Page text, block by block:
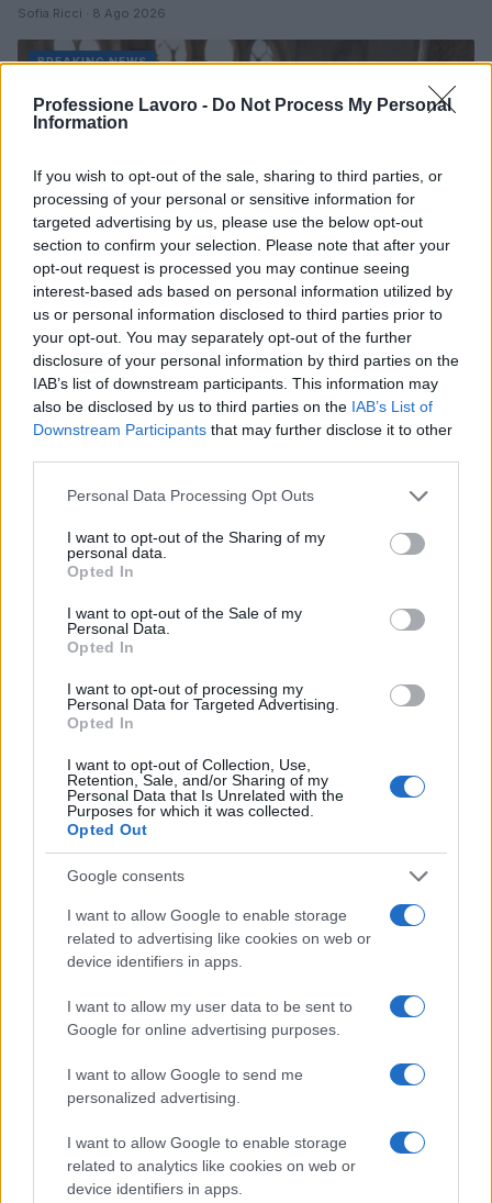
Professione Lavoro - Do Not Process My Personal
Information
If you wish to opt-out of the sale, sharing to third parties, or
processing of your personal or sensitive information for
targeted advertising by us, please use the below opt-out
section to confirm your selection. Please note that after your
opt-out request is processed you may continue seeing
interest-based ads based on personal information utilized by
us or personal information disclosed to third parties prior to
your opt-out. You may separately opt-out of the further
disclosure of your personal information by third parties on the
IAB’s list of downstream participants. This information may
also be disclosed by us to third parties on the IAB’s List of
Downstream Participants that may further disclose it to other
Please note that this website/app uses one or more Google
not limited to your visit or usage behaviour. You may click to
grant or deny consent to Google and its third-party tags to
use your data for below specified purposes in below Google
consent section.
Personal Data Processing Opt Outs
I want to opt-out of the Sharing of my
personal data.
Opted In
I want to opt-out of the Sale of my
Personal Data.
Opted In
I want to opt-out of processing my
Personal Data for Targeted Advertising.
Opted In
I want to opt-out of Collection, Use,
Retention, Sale, and/or Sharing of my
Personal Data that Is Unrelated with the
Purposes for which it was collected.
Opted Out
Google consents
I want to allow Google to enable storage
related to advertising like cookies on web or
device identifiers in apps.
I want to allow my user data to be sent to
Google for online advertising purposes.
I want to allow Google to send me
personalized advertising.
I want to allow Google to enable storage
related to analytics like cookies on web or
device identifiers in apps.
Sofia Ricci · 8 Ago 2026
BREAKING NEWS
La candidatura di Irsina per Capitale Italiana della
Cultura 2029
Susanna Riva · 5 Ago 2026
BREAKING NEWS
Multe ai genitori per i colloqui saltati: la decisione di
Bolzano
Paolo Mariani · 4 Ago 2026
C’è posta per te, stasera 25 gennaio: gli ospiti e le
Controlli nel settore turistico-alberghiero: dati
allarmanti su lavoro e sicurezza
La candidatura di Irsina per Capitale Italiana della
Cultura 2029
Anac: boom di appalti sotto soglia, 1,5 miliardi nel
2026